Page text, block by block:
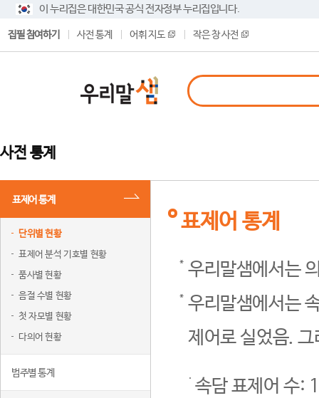
이 누리집은 대한민국 공식 전자정부 누리집입니다.
집필 참여하기 사전 통계 어휘 지도 작은 창 사전
사전 통계
표제어 통계
단위별 현황
표제어 분석 기호별 현황
품사별 현황
음절 수별 현황
첫 자모별 현황
다의어 현황
범주별 통계
표제어 통계
우리말샘에서는
우리말샘에서는
제어로 실었음.
속담 표제어 수: